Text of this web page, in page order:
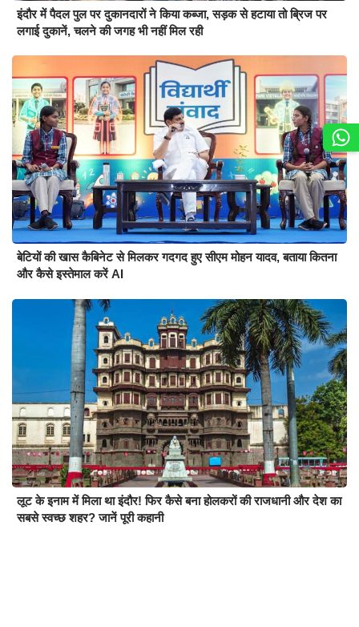
इंदौर में पैदल पुल पर दुकानदारों ने किया कब्जा, सड़क से हटाया तो ब्रिज पर
लगाई दुकानें, चलने की जगह भी नहीं मिल रही
बेटियों की खास कैबिनेट से मिलकर गदगद हुए सीएम मोहन यादव, बताया कितना
और कैसे इस्तेमाल करें AI
लूट के इनाम में मिला था इंदौर! फिर कैसे बना होलकरों की राजधानी और देश का
सबसे स्वच्छ शहर? जानें पूरी कहानी